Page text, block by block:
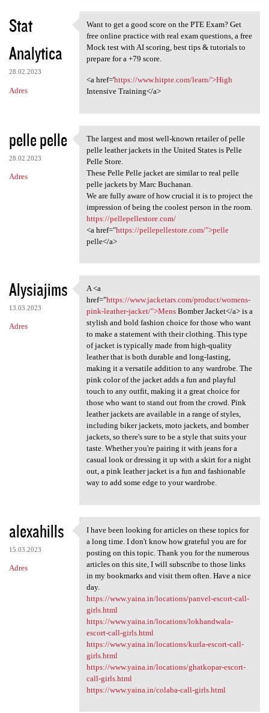
Stat
Analytica
28.02.2023
Adres
Want to get a good score on
Want to get a good score on the PTE Exam? Get
free online practice with real exam questions, a free
Mock test with AI scoring, best tips & tutorials to
prepare for a +79 score.
<a href='https://www.hitpte.com/learn/'>High
Intensive Training</a>
pelle pelle
28.02.2023
Adres
The largest and most well
The largest and most well-known retailer of pelle
pelle leather jackets in the United States is Pelle
Pelle Store.
These Pelle Pelle jacket are similar to real pelle
pelle jackets by Marc Buchanan.
We are fully aware of how crucial it is to project the
impression of being the coolest person in the room.
https://pellepellestore.com/
<a href="https://pellepellestore.com/">pelle
pelle</a>
Alysiajims
13.03.2023
Adres
A <a href="https://www
A <a
href="https://www.jacketars.com/product/womens-
pink-leather-jacket/">MensBomber Jacket</a> is a
stylish and bold fashion choice for those who want
to make a statement with their clothing. This type
of jacket is typically made from high-quality
leather that is both durable and long-lasting,
making it a versatile addition to any wardrobe. The
pink color of the jacket adds a fun and playful
touch to any outfit, making it a great choice for
those who want to stand out from the crowd. Pink
leather jackets are available in a range of styles,
including biker jackets, moto jackets, and bomber
jackets, so there's sure to be a style that suits your
taste. Whether you're pairing it with jeans for a
casual look or dressing it up with a skirt for a night
out, a pink leather jacket is a fun and fashionable
way to add some edge to your wardrobe.
alexahills
15.03.2023
Adres
I have been looking for
I have been looking for articles on these topics for
a long time. I don't know how grateful you are for
posting on this topic. Thank you for the numerous
articles on this site, I will subscribe to those links
in my bookmarks and visit them often. Have a nice
day.
https://www.yaina.in/locations/panvel-escort-call-
girls.html
https://www.yaina.in/locations/lokhandwala-
escort-call-girls.html
https://www.yaina.in/locations/kurla-escort-call-
girls.html
https://www.yaina.in/locations/ghatkopar-escort-
call-girls.html
https://www.yaina.in/colaba-call-girls.html